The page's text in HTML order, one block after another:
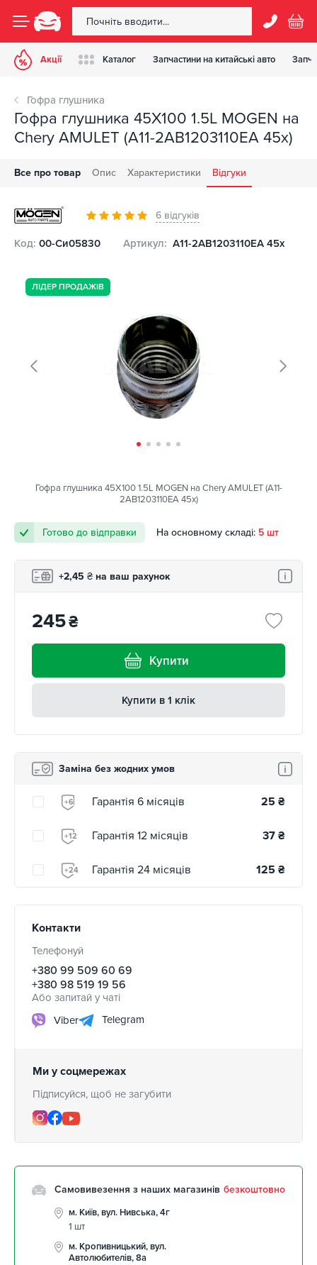
Акції Каталог Запчастини на китайські авто
Гофра глушника
Гофра глушника 45X100 1.5L MOGEN на
Chery AMULET (A11-2AB1203110EA 45x)
Все про товар Опис Характеристики Відгуки
6 відгуків
Код: 00-Си05830 Артикул: A11-2AB1203110EA 45x
ЛІДЕР ПРОДАЖІВ
Гофра глушника 45X100 1.5L MOGEN на Chery AMULET (A11-
2AB1203110EA 45x)
Готово до відправки На основному складі: 5 шт
+2,45 ₴ на ваш рахунок
245₴
Купити
Купити в 1 клік
Заміна без жодних умов
+6 Гарантія 6 місяців 25 ₴
+12 Гарантія 12 місяців 37 ₴
+24 Гарантія 24 місяців 125 ₴
Контакти
Телефонуй
+380 99 509 60 69
+380 98 519 19 56
Або запитай у чаті
Viber
Telegram
Ми у соцмережах
Підписуйся, щоб не загубити
Самовивезення з наших магазинів безкоштовно
м. Київ, вул. Нивська, 4г
1 шт
м. Кропивницький, вул.
Автолюбителів, 8а